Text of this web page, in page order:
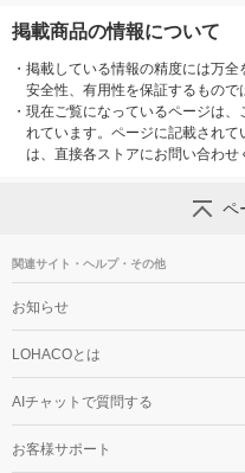
掲載商品の情報について
・ 掲載している情報の精度には万全
安全性、有用性を保証するもので
・ 現在ご覧になっているページは
れています。ページに記載され
は、直接各ストアにお問い合わせ
ペ
関連サイト・ヘルプ・その他
お知らせ
LOHACOとは
AIチャットで質問する
お客様サポート